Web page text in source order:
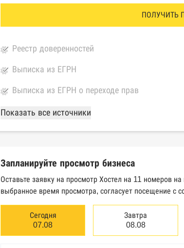
ПОЛУЧИТЬ
Реестр доверенностей
Выписка из ЕГРН
Выписка из ЕГРН о переходе прав
База Росстата
Реестры ЕГРЮЛ и ЕГРИП Федеральной
Картотека арбитражных дел Высшего
Единый федеральный реестр сведений о
Единый федеральный реестр сведений о
Реестр товарных знаков и знаков
Показать все источники
Запланируйте просмотр бизнеса
Оставьте заявку на просмотр Хостел на 11 номеров
выбранное время просмотра, согласует посещение с
Сегодня
07.08
Завтра
08.08